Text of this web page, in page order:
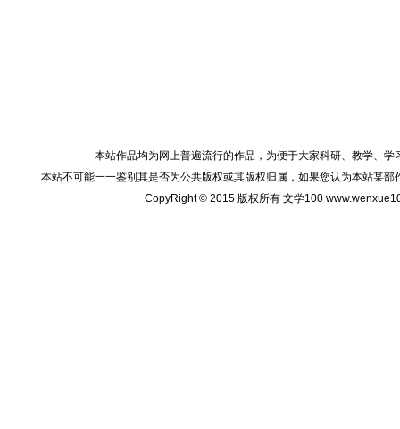
本站作品均为网上普遍流行的作品，为便于大家科研、教学、
本站不可能一一鉴别其是否为公共版权或其版权归属，如果您认为本站某
CopyRight © 2015 版权所有 文学100